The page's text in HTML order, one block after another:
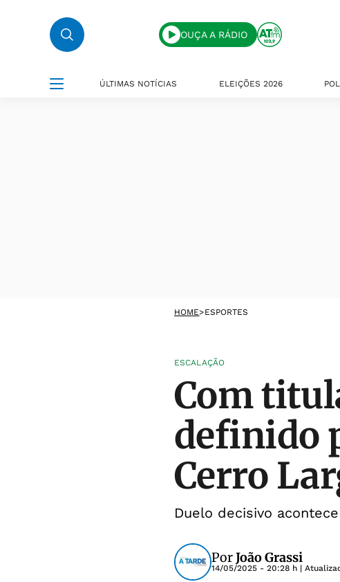
OUÇA A RÁDIO
ÚLTIMAS NOTÍCIAS ELEIÇÕES 2026
HOME>ESPORTES
ESCALAÇÃO
Com
definido
Cerro
Duelo decisivo
PorJoão Grassi
14/05/2025 - 20:28 h |